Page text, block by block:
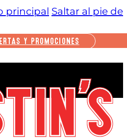
principal Saltar al pie de
Y PROMOCIONES